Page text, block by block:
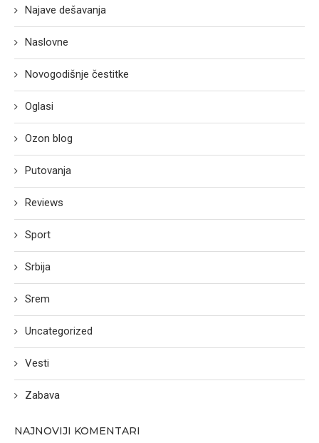
Najave dešavanja
Naslovne
Novogodišnje čestitke
Oglasi
Ozon blog
Putovanja
Reviews
Sport
Srbija
Srem
Uncategorized
Vesti
Zabava
NAJNOVIJI KOMENTARI